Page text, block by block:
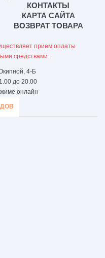
КОНТАКТЫ
КАРТА САЙТА
ВОЗВРАТ ТОВАРА
прием оплаты
средствами.
4-Б
до 20.00
онлайн